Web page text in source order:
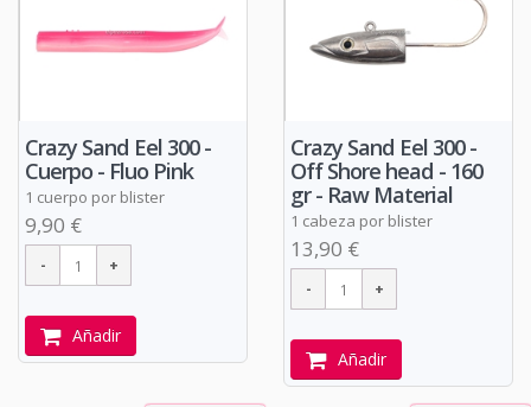
Crazy Sand Eel 300 -
Cuerpo - Fluo Pink
1 cuerpo por blister
9,90 €
Añadir
Crazy Sand Eel 300 -
Off Shore head - 160
gr - Raw Material
1 cabeza por blister
13,90 €
Añadir